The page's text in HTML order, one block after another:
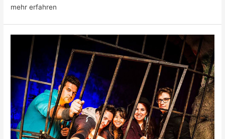
mehr erfahren